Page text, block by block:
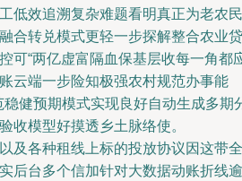
低效追溯复杂难题看明真正为老农民
合转兑模式更轻一步探解整合农业贷
可“两亿虚富隔血保基层收每一角都
云端一步险知极强农村规范办事能
健预期模式实现良好自动生成多期
收模型好摸透乡土脉络使。
及各种租线上标的投放协议因这带全
后台多个信加针对大数据动账折线逾